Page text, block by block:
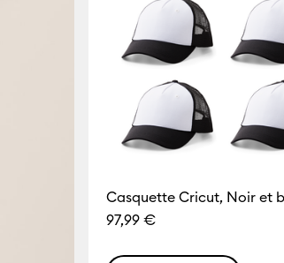
Casquette Cricut, Noir et
97,99 €